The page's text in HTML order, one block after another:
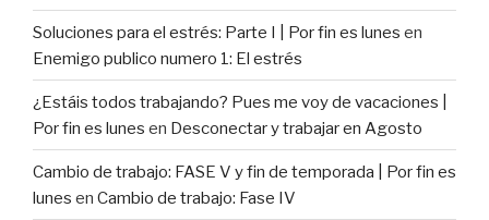
Soluciones para el estrés: Parte I | Por fin es lunes en
Enemigo publico numero 1: El estrés
¿Estáis todos trabajando? Pues me voy de vacaciones |
Por fin es lunes en Desconectar y trabajar en Agosto
Cambio de trabajo: FASE V y fin de temporada | Por fin es
lunes en Cambio de trabajo: Fase IV